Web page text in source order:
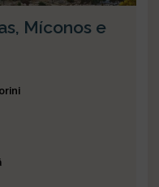
Míconos e